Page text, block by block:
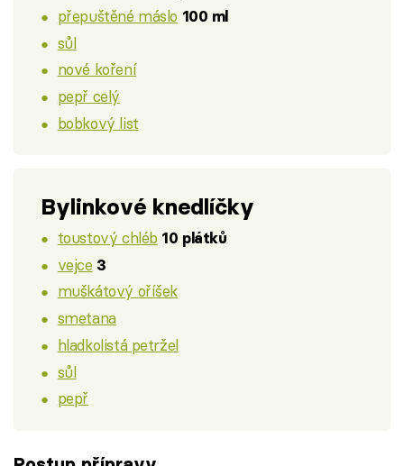
přepuštěné máslo 100 ml
sůl
nové koření
pepř celý
bobkový list
Bylinkové knedlíčky
toustový chléb 10 plátků
vejce 3
muškátový oříšek
smetana
hladkolistá petržel
sůl
pepř